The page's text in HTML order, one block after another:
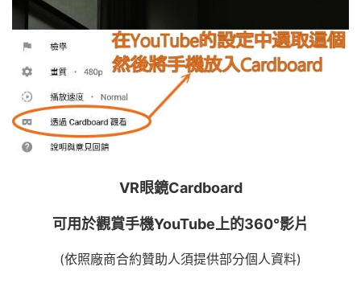
VR眼鏡Cardboard
可用於觀賞手機YouTube上的360°影片
(依照廠商合約贊助人須提供部分個人資料)